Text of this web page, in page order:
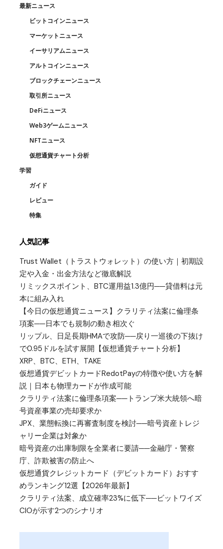
最新ニュース
ビットコインニュース
マーケットニュース
イーサリアムニュース
アルトコインニュース
ブロックチェーンニュース
取引所ニュース
DeFiニュース
Web3ゲームニュース
NFTニュース
仮想通貨チャート分析
学習
ガイド
レビュー
特集
人気記事
Trust Wallet（トラストウォレット）の使い方｜初期設
定や入金・出金方法など徹底解説
リミックスポイント、BTC運用益1.3億円──貸借料は元
本に組み入れ
【今日の仮想通貨ニュース】クラリティ法案に倫理条
項案──日本でも規制の動き相次ぐ
リップル、日足長期HMAで攻防──戻り一巡後の下抜け
で0.95ドルを試す展開【仮想通貨チャート分析】
XRP、BTC、ETH、TAKE
仮想通貨デビットカードRedotPayの特徴や使い方を解
説｜日本も物理カードが作成可能
クラリティ法案に倫理条項案──トランプ米大統領へ暗
号資産事業の売却要求か
JPX、業態転換に再審査制度を検討──暗号資産トレジ
ャリー企業は対象か
暗号資産の出庫制限を全業者に要請──金融庁・警察
庁、詐欺被害の防止へ
仮想通貨クレジットカード（デビットカード）おすす
めランキング12選【2026年最新】
クラリティ法案、成立確率23%に低下──ビットワイズ
CIOが示す2つのシナリオ